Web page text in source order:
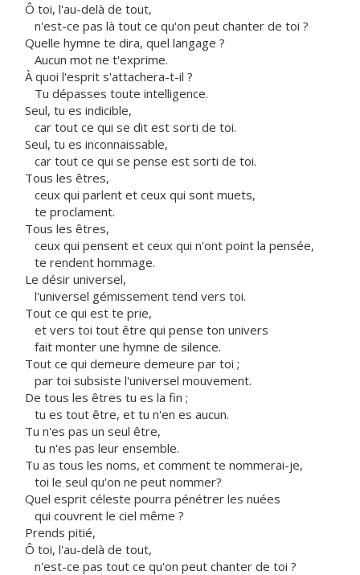
Ô toi, l'au-delà de tout,
n'est-ce pas là tout ce qu'on peut chanter de toi ?
Quelle hymne te dira, quel langage ?
Aucun mot ne t'exprime.
À quoi l'esprit s'attachera-t-il ?
Tu dépasses toute intelligence.
Seul, tu es indicible,
car tout ce qui se dit est sorti de toi.
Seul, tu es inconnaissable,
car tout ce qui se pense est sorti de toi.
Tous les êtres,
ceux qui parlent et ceux qui sont muets,
te proclament.
Tous les êtres,
ceux qui pensent et ceux qui n'ont point la pensée,
te rendent hommage.
Le désir universel,
l'universel gémissement tend vers toi.
Tout ce qui est te prie,
et vers toi tout être qui pense ton univers
fait monter une hymne de silence.
Tout ce qui demeure demeure par toi ;
par toi subsiste l'universel mouvement.
De tous les êtres tu es la fin ;
tu es tout être, et tu n'en es aucun.
Tu n'es pas un seul être,
tu n'es pas leur ensemble.
Tu as tous les noms, et comment te nommerai-je,
toi le seul qu'on ne peut nommer?
Quel esprit céleste pourra pénétrer les nuées
qui couvrent le ciel même ?
Prends pitié,
Ô toi, l'au-delà de tout,
n'est-ce pas tout ce qu'on peut chanter de toi ?